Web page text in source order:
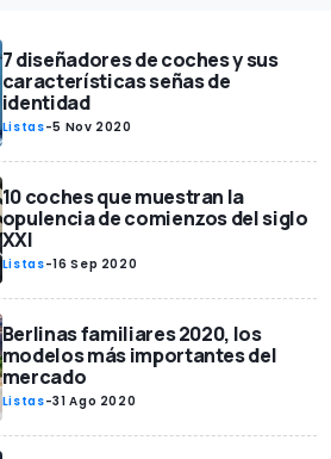
7 diseñadores de coches y sus
características señas de
identidad
Listas-5 Nov 2020
10 coches que muestran la
opulencia de comienzos del siglo
XXI
Listas-16 Sep 2020
Berlinas familiares 2020, los
modelos más importantes del
mercado
Listas-31 Ago 2020